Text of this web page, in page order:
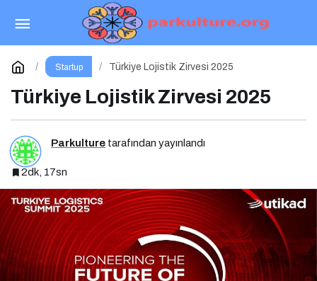
Startup Türkiye Lojistik Zirvesi 2025
Türkiye Lojistik Zirvesi 2025
Parkulture tarafından yayınlandı
2dk, 17sn
Marketing Haber’de Yazar Olmak İçin Yazarlık
Başvurusu Başladı!
Yorum Yap